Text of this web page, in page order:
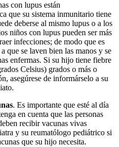
con lupus están
que su sistema inmunitario tiene
deberse al mismo lupus o a los
niños con lupus pueden ser más
infecciones; de modo que es
que se laven bien las manos y se
enfermas. Si su hijo tiene fiebre
Celsius) grados o más o
asegúrese de informárselo a su
. Es importante que esté al día
en cuenta que las personas
recibir vacunas vivas
y su reumatólogo pediátrico si
que su hijo necesita.